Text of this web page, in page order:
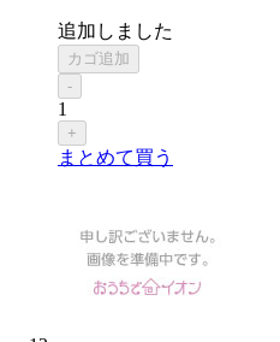
追加しました
カゴ追加
-
1
+
まとめて買う